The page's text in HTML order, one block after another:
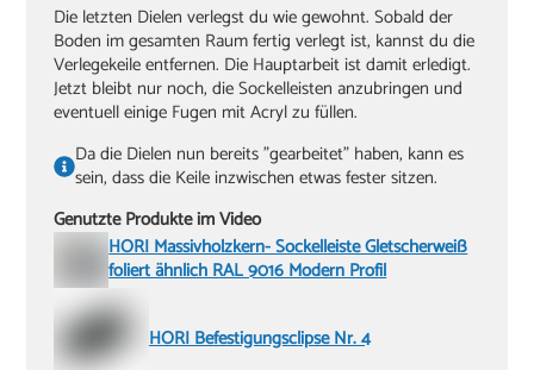
Die letzten Dielen verlegst du wie gewohnt. Sobald der
Boden im gesamten Raum fertig verlegt ist, kannst du die
Verlegekeile entfernen. Die Hauptarbeit ist damit erledigt.
Jetzt bleibt nur noch, die Sockelleisten anzubringen und
eventuell einige Fugen mit Acryl zu füllen.
Da die Dielen nun bereits "gearbeitet" haben, kann es
sein, dass die Keile inzwischen etwas fester sitzen.
Genutzte Produkte im Video
HORI Massivholzkern- Sockelleiste Gletscherweiß
foliert ähnlich RAL 9016 Modern Profil
HORI Befestigungsclipse Nr. 4